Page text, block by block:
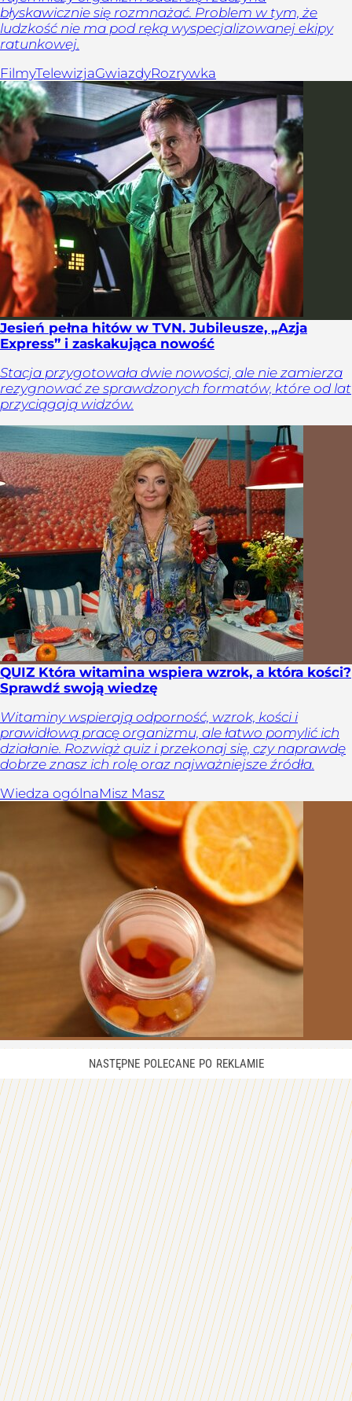
błyskawicznie się rozmnażać. Problem w tym, że
ludzkość nie ma pod ręką wyspecjalizowanej ekipy
ratunkowej.
FilmyTelewizjaGwiazdyRozrywka
Jesień pełna hitów w TVN. Jubileusze, „Azja
Express” i zaskakująca nowość
Stacja przygotowała dwie nowości, ale nie zamierza
rezygnować ze sprawdzonych formatów, które od lat
przyciągają widzów.
QUIZ Która witamina wspiera wzrok, a która kości?
Sprawdź swoją wiedzę
Witaminy wspierają odporność, wzrok, kości i
prawidłową pracę organizmu, ale łatwo pomylić ich
działanie. Rozwiąż quiz i przekonaj się, czy naprawdę
dobrze znasz ich rolę oraz najważniejsze źródła.
Wiedza ogólnaMisz Masz